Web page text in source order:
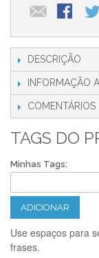
DESCRIÇÃO
INFORMAÇÃO
COMENTÁRIOS
TAGS DO
Minhas Tags:
ADICIONAR
Use espaços para
frases.